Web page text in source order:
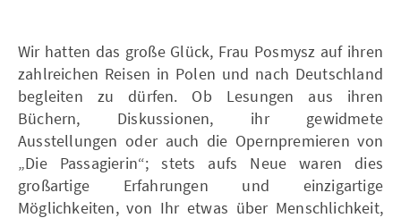
Wir hatten das große Glück, Frau Posmysz auf ihren
zahlreichen Reisen in Polen und nach Deutschland
begleiten zu dürfen. Ob Lesungen aus ihren
Büchern, Diskussionen, ihr gewidmete
Ausstellungen oder auch die Opernpremieren von
„Die Passagierin“; stets aufs Neue waren dies
großartige Erfahrungen und einzigartige
Möglichkeiten, von Ihr etwas über Menschlichkeit,